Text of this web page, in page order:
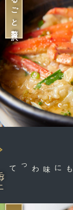
とともに味わって